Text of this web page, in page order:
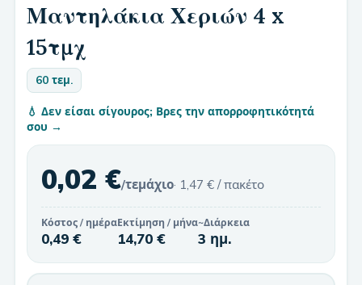
Μαντηλάκια Χεριών 4 x
15τμχ
60 τεμ.
💧 Δεν είσαι σίγουρος; Βρες την απορροφητικότητά
σου →
0,02 €/τεμάχιο· 1,47 € / πακέτο
Κόστος / ημέρα
0,49 €
Εκτίμηση / μήνα
14,70 €
~Διάρκεια
3 ημ.